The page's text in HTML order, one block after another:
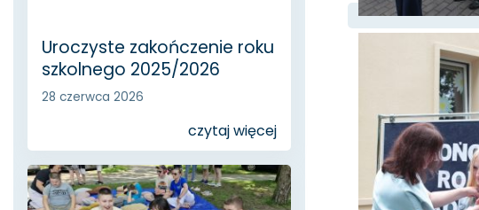
Uroczyste zakończenie roku
szkolnego 2025/2026
28 czerwca 2026
czytaj więcej